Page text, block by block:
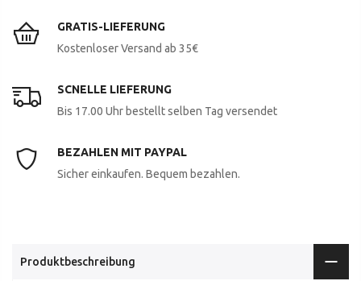
GRATIS-LIEFERUNG
Kostenloser Versand ab 35€
SCNELLE LIEFERUNG
Bis 17.00 Uhr bestellt selben Tag versendet
BEZAHLEN MIT PAYPAL
Sicher einkaufen. Bequem bezahlen.
Produktbeschreibung